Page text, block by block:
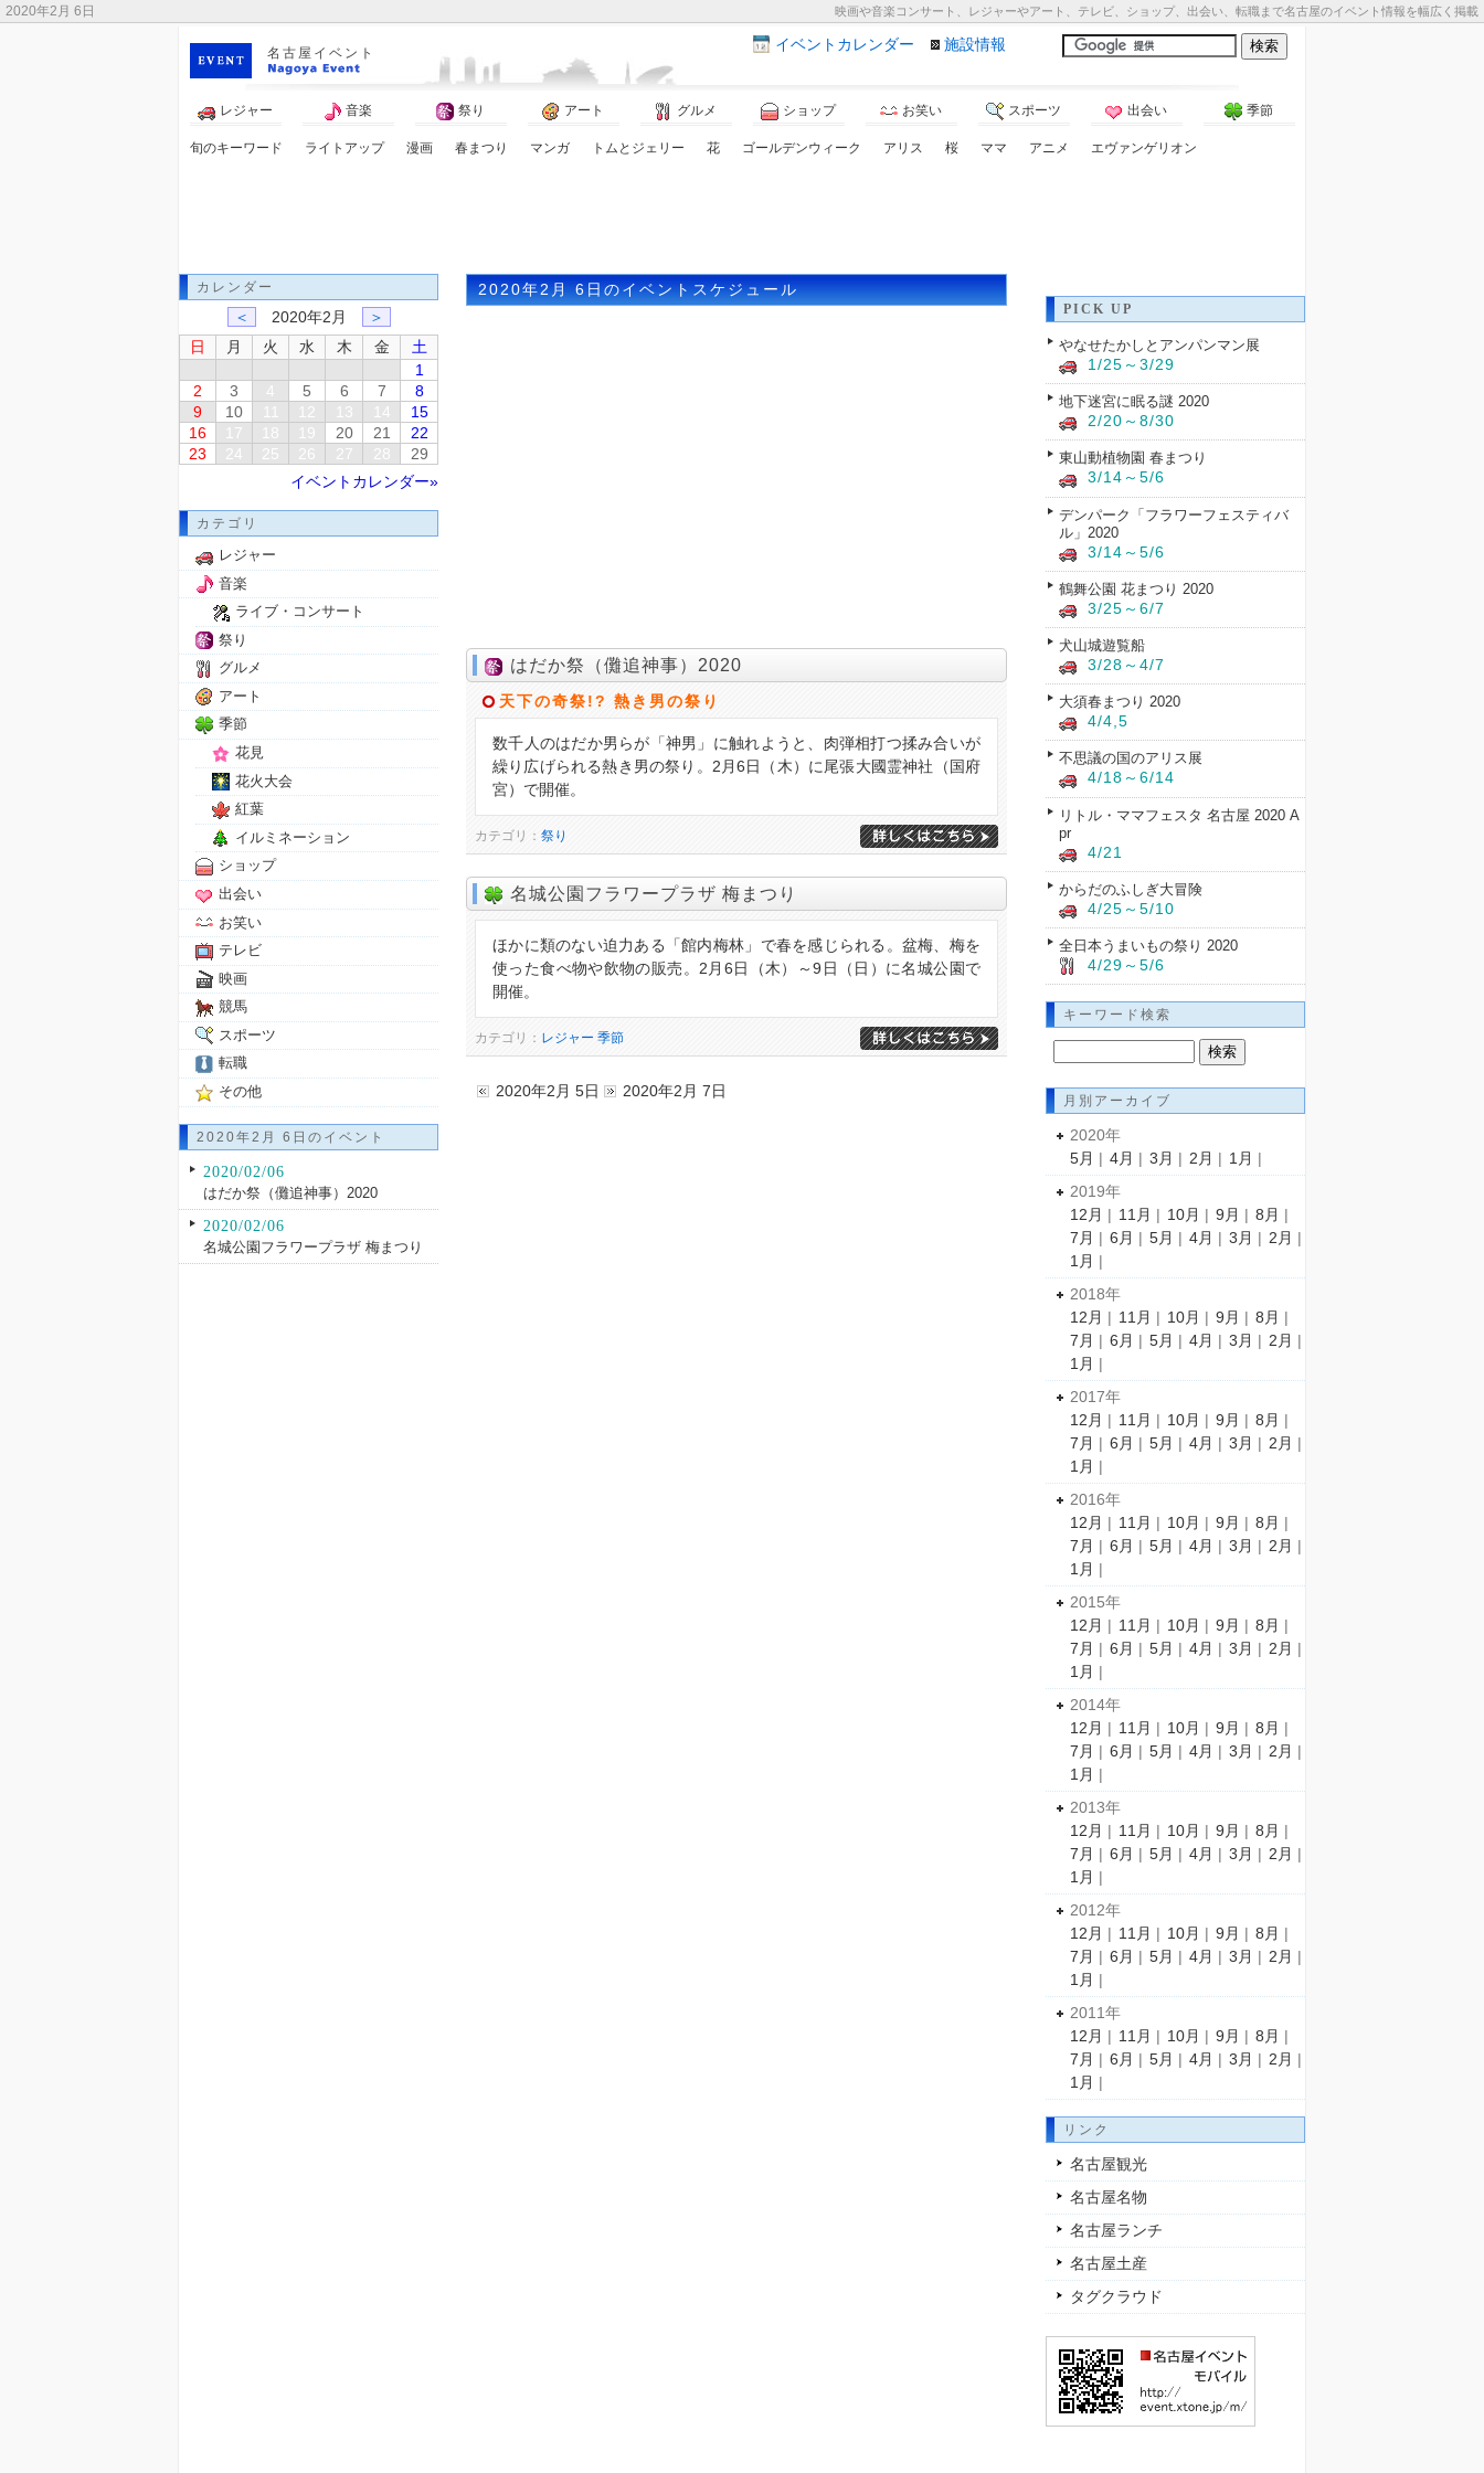
2020年2月 6日 映画や音楽コンサート、レジャーやアート、テレビ、ショップ、出会い、転職まで名古屋のイベント情報を幅広く掲載
名古屋イベント イベント カレンダー 施設情報
レジャー 音楽 祭り アート グルメ ショップ お笑い スポーツ 出会い 季節
旬のキーワード ライトアップ 漫画 春まつり マンガ トムとジェリー 花 ゴールデンウィーク アリス 桜 ママ アニメ
エヴァンゲリオン
2020年2月 6日のイベントスケジュール
はだか祭（儺追神事）2020
天下の奇祭!? 熱き男の祭り
数千人のはだか男らが「神男」に触れようと、肉弾相打つ揉み合いが
繰り広げられる熱き男の祭り。2月6日（木）に尾張大國霊神社（国府
宮）で開催。
カテゴリ： 祭り
名城公園フラワープラザ 梅まつり
ほかに類のない迫力ある「館内梅林」で春を感じられる。盆梅、梅を
使った食べ物や飲物の販売。2月6日（木）～9日（日）に名城公園で
開催。
カテゴリ： レジャー 季節
2020年2月 5日 2020年2月 7日
カレンダー
＜ 2020年2月
＞
日
月 火 水 木 金
土
1
2
3 4 5 6 7
8
9
10 12 13 14
15
16
17 18 19 20 21
22
23
24 25 26 27 28
29
イベントカレンダー»
カテゴリ
レジャー
音楽
ライブ・コンサート
祭り
グルメ
アート
季節
花見
花火大会
紅葉
イルミネーション
ショップ
出会い
お笑い
テレビ
映画
競馬
スポーツ
転職
その他
2020年2月 6日のイベント
2020/02/06
はだか祭（儺追神事）2020
2020/02/06
名城公園フラワープラザ 梅まつり
PICK UP
やなせたかしとアンパンマン展
1/25～3/29
地下迷宮に眠る謎 2020
2/20～8/30
東山動植物園 春まつり
3/14～5/6
デンパーク「フラワーフェスティバ
ル」2020
3/14～5/6
鶴舞公園 花まつり 2020
3/25～6/7
犬山城遊覧船
3/28～4/7
大須春まつり 2020
4/4,5
不思議の国のアリス展
4/18～6/14
リトル・ママフェスタ 名古屋 2020 A
pr
4/21
からだのふしぎ大冒険
4/25～5/10
全日本うまいもの祭り 2020
4/29～5/6
キーワード検索
月別アーカイブ
2020年
5月 | 4月 | 3月 | 2月 | 1月 |
2019年
12月 | 11月 | 10月 | 9月 | 8月 |
7月 | 6月 | 5月 | 4月 | 3月 | 2月 |
1月 |
2018年
12月 | 11月 | 10月 | 9月 | 8月 |
7月 | 6月 | 5月 | 4月 | 3月 | 2月 |
1月 |
2017年
12月 | 11月 | 10月 | 9月 | 8月 |
7月 | 6月 | 5月 | 4月 | 3月 | 2月 |
1月 |
2016年
12月 | 11月 | 10月 | 9月 | 8月 |
7月 | 6月 | 5月 | 4月 | 3月 | 2月 |
1月 |
2015年
12月 | 11月 | 10月 | 9月 | 8月 |
7月 | 6月 | 5月 | 4月 | 3月 | 2月 |
1月 |
2014年
12月 | 11月 | 10月 | 9月 | 8月 |
7月 | 6月 | 5月 | 4月 | 3月 | 2月 |
1月 |
2013年
12月 | 11月 | 10月 | 9月 | 8月 |
7月 | 6月 | 5月 | 4月 | 3月 | 2月 |
1月 |
2012年
12月 | 11月 | 10月 | 9月 | 8月 |
7月 | 6月 | 5月 | 4月 | 3月 | 2月 |
1月 |
2011年
12月 | 11月 | 10月 | 9月 | 8月 |
7月 | 6月 | 5月 | 4月 | 3月 | 2月 |
1月 |
リンク
名古屋観光
名古屋名物
名古屋ランチ
名古屋土産
タグクラウド